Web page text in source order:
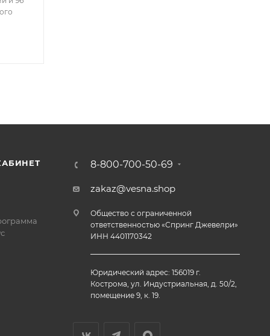
8-800-700-50-69
zakaz@vesna.shop
Общество с ограниченной
ответственностью «Спринг Джевелри»
ИНН 4401170342
Юридический адрес: 156019 г.
Кострома, ул. Индустриальная, д. 50/2,
помещение 9, к. 19.